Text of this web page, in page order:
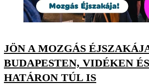
JÖN A MOZGÁS
BUDAPESTEN, VIDÉKEN
HATÁRON TÚL IS